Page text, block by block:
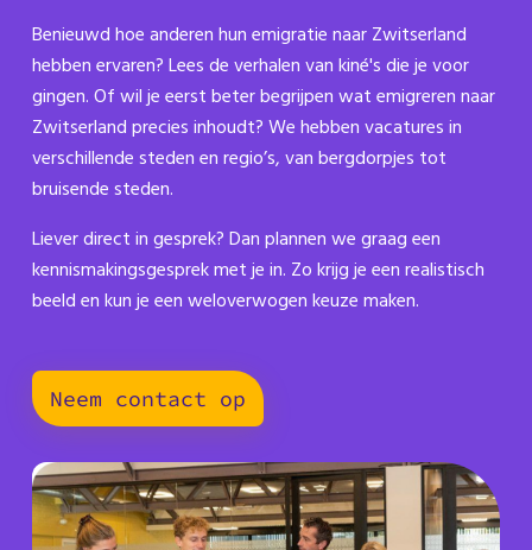
Benieuwd hoe anderen hun emigratie naar Zwitserland
hebben ervaren? Lees de verhalen van kiné's die je voor
gingen. Of wil je eerst beter begrijpen wat emigreren naar
Zwitserland precies inhoudt? We hebben vacatures in
verschillende steden en regio’s, van bergdorpjes tot
bruisende steden.
Liever direct in gesprek? Dan plannen we graag een
kennismakingsgesprek met je in. Zo krijg je een realistisch
beeld en kun je een weloverwogen keuze maken.
Neem contact op